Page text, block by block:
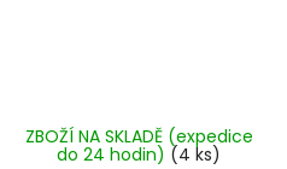
ZBOŽÍ NA SKLADĚ (expedice
do 24 hodin) (4 ks)